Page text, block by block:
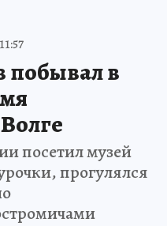
побывал в
посетил музей
прогулялся